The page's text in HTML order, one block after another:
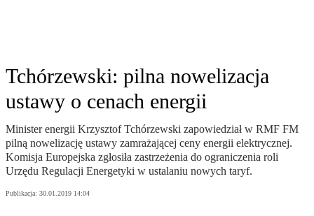
Tchórzewski: pilna nowelizacja
ustawy o cenach energii
Minister energii Krzysztof Tchórzewski zapowiedział w RMF FM
pilną nowelizację ustawy zamrażającej ceny energii elektrycznej.
Komisja Europejska zgłosiła zastrzeżenia do ograniczenia roli
Urzędu Regulacji Energetyki w ustalaniu nowych taryf.
Publikacja: 30.01.2019 14:04